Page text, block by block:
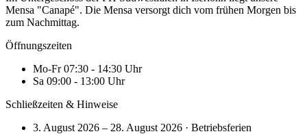
Mensa "Canapé". Die Mensa versorgt dich vom frühen Morgen bis
zum Nachmittag.
Öffnungszeiten
Mo-Fr 07:30 - 14:30 Uhr
Sa 09:00 - 13:00 Uhr
Schließzeiten & Hinweise
3. August 2026 – 28. August 2026 · Betriebsferien